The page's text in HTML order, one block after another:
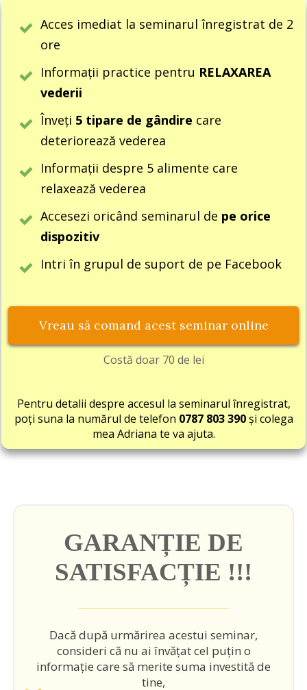
Acces imediat la seminarul înregistrat de 2
ore
Informații practice pentru RELAXAREA
vederii
Înveți 5 tipare de gândire care
deteriorează vederea
Informații despre 5 alimente care
relaxează vederea
Accesezi oricând seminarul de pe orice
dispozitiv
Intri în grupul de suport de pe Facebook
Vreau să comand acest seminar online
Costă doar 70 de lei
Pentru detalii despre accesul la seminarul înregistrat,
poți suna la numărul de telefon 0787 803 390și colega
mea Adriana te va ajuta.
GARANȚIE DE
SATISFACȚIE !!!
Dacă după urmărirea acestui seminar,
consideri că nu ai învățat cel puțin o
informație care să merite suma investită de
tine,